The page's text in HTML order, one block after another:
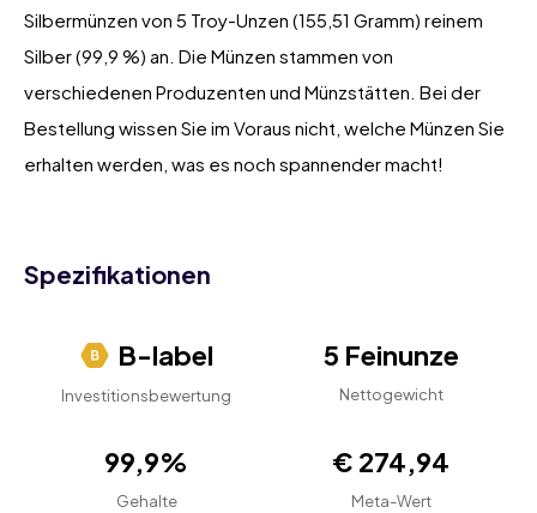
Silbermünzen von 5 Troy-Unzen (155,51 Gramm) reinem
Silber (99,9 %) an. Die Münzen stammen von
verschiedenen Produzenten und Münzstätten. Bei der
Bestellung wissen Sie im Voraus nicht, welche Münzen Sie
erhalten werden, was es noch spannender macht!
Spezifikationen
B-label
Investitionsbewertung
5 Feinunze
Nettogewicht
99,9%
Gehalte
€ 274,94
Meta-Wert